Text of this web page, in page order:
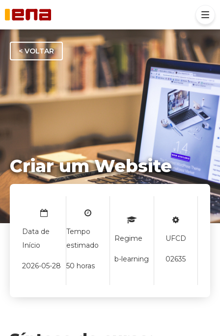
< VOLTAR
Criar um Website
Regime b-learning
Inscreva-se
Data de
Início
2026-05-28
Tempo
estimado
50 horas
Regime
b-learning
UFCD
02635